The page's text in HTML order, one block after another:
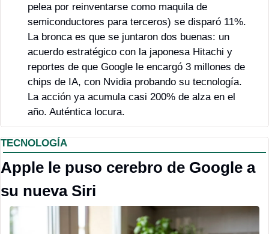
pelea por reinventarse como maquila de
semiconductores para terceros) se disparó 11%.
La bronca es que se juntaron dos buenas: un
acuerdo estratégico con la japonesa Hitachi y
reportes de que Google le encargó 3 millones de
chips de IA, con Nvidia probando su tecnología.
La acción ya acumula casi 200% de alza en el
año. Auténtica locura.
TECNOLOGÍA
Apple le puso cerebro de Google a
su nueva Siri